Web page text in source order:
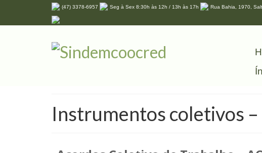
(47) 3378-6957 Seg à Sex 8:30h às 12h / 13h às 17h Rua Bahia, 1970,
Instrumentos coletivos